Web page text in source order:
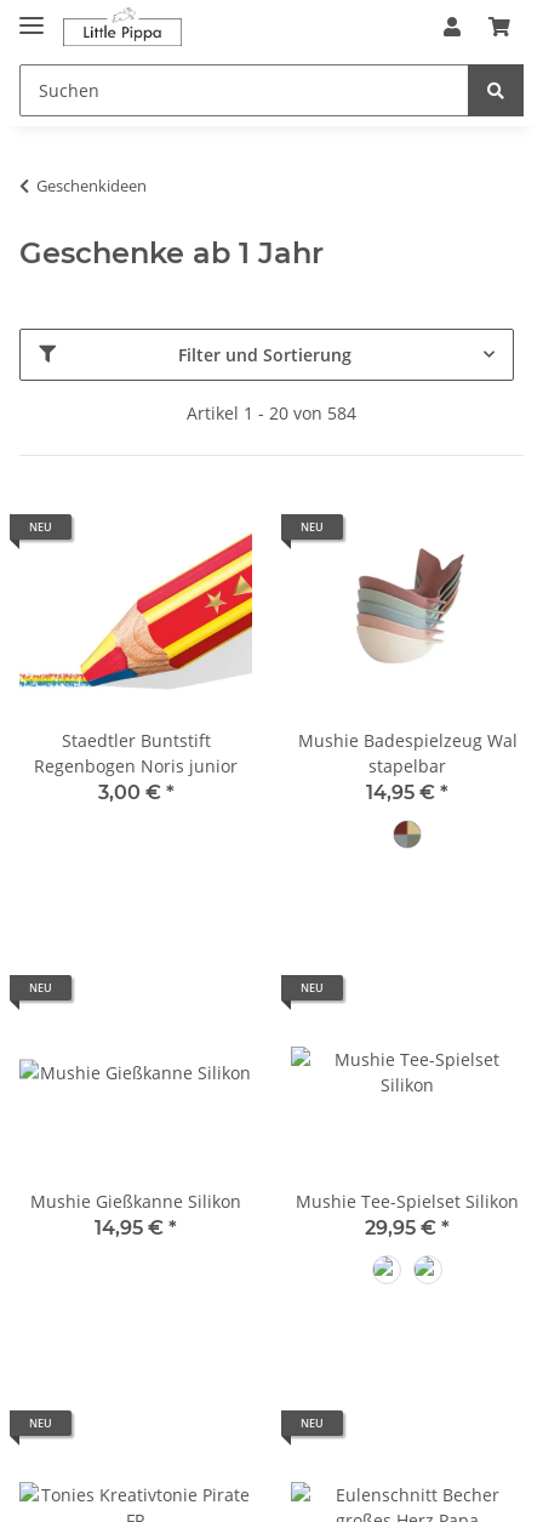
Zum Hauptinhalt springen
springen
Geschenkideen
Geschenke ab 1 Jahr
Filter und Sortierung
Artikel 1 - 20 von 584
NEU
Staedtler Buntstift
Regenbogen Noris junior
3,00 € *
NEU
Mushie Badespielzeug Wal
stapelbar
14,95 € *
NEU
Mushie Gießkanne Silikon
14,95 € *
NEU
Mushie Tee-Spielset Silikon
29,95 € *
NEU NEU